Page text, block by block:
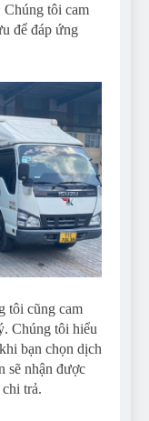
Chúng tôi cam
để đáp ứng
tôi cũng cam
Chúng tôi hiểu
bạn chọn dịch
sẽ nhận được
trả.